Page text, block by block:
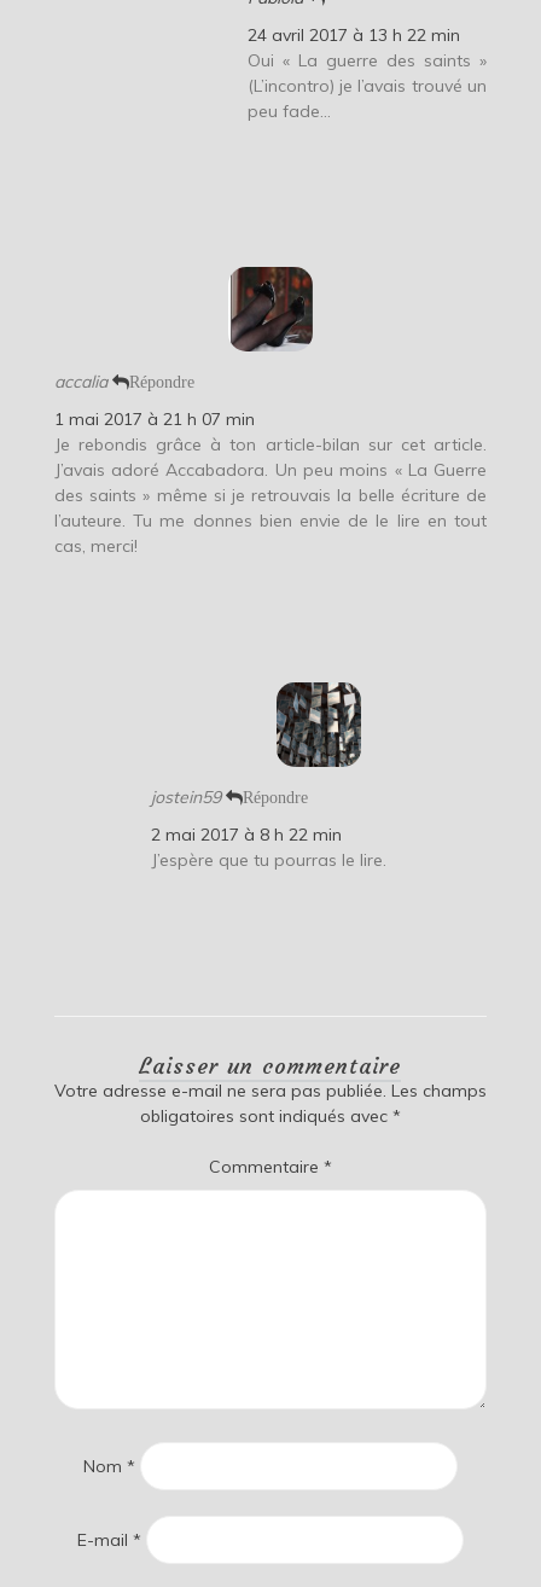
24 avril 2017 à 13 h 22 min
Oui « La guerre des saints »
(L’incontro) je l’avais trouvé un
peu fade…
accalia Répondre
1 mai 2017 à 21 h 07 min
Je rebondis grâce à ton article-bilan sur cet article.
J’avais adoré Accabadora. Un peu moins « La Guerre
des saints » même si je retrouvais la belle écriture de
l’auteure. Tu me donnes bien envie de le lire en tout
cas, merci!
jostein59 Répondre
2 mai 2017 à 8 h 22 min
J’espère que tu pourras le lire.
Laisser un commentaire
Votre adresse e-mail ne sera pas publiée. Les champs
obligatoires sont indiqués avec *
Commentaire *
Nom *
E-mail *